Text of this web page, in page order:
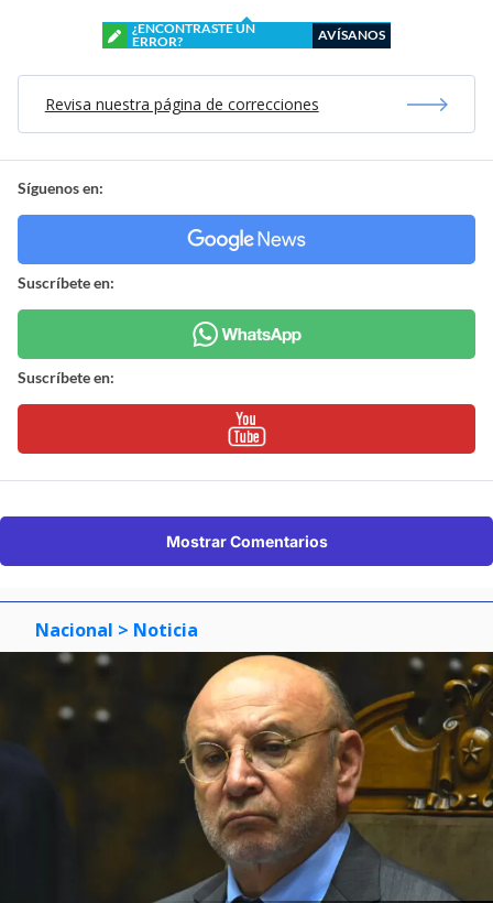
¿ENCONTRASTE UN
ERROR?
AVÍSANOS
Revisa nuestra página de correcciones
Síguenos en:
Suscríbete en:
Suscríbete en:
Mostrar Comentarios
Nacional > Noticia